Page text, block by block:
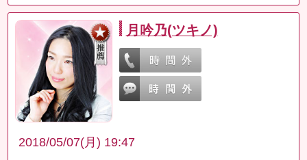
月吟乃(ツキノ)
2018/05/07(月) 19:47